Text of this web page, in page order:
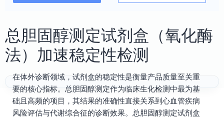
总胆固醇测定试剂盒（氧化酶
法）加速稳定性检测
在体外诊断领域，试剂盒的稳定性是衡量产品质量至关重
要的核心指标。总胆固醇测定作为临床生化检测中最为基
础且高频的项目，其结果的准确性直接关系到心血管疾病
风险评估与代谢综合征的诊断效果。总胆固醇测定试剂盒